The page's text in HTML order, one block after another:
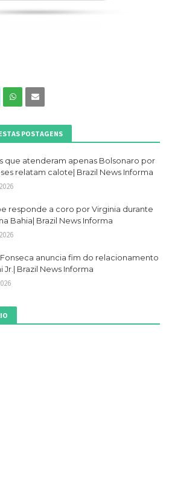
POSTAGENS
que atenderam apenas Bolsonaro por
relatam calote| Brazil News Informa
responde a coro por Virginia durante
Bahia| Brazil News Informa
anuncia fim do relacionamento
Jr.| Brazil News Informa